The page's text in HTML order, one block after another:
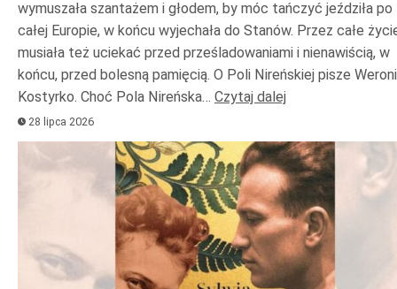
wymuszała szantażem i głodem, by móc tańczyć jeździła po
całej Europie, w końcu wyjechała do Stanów. Przez całe
musiała też uciekać przed prześladowaniami i nienawiścią, w
końcu, przed bolesną pamięcią. O Poli Nireńskiej pisze
Kostyrko. Choć Pola Nireńska… Czytaj dalej
28 lipca 2026
plików